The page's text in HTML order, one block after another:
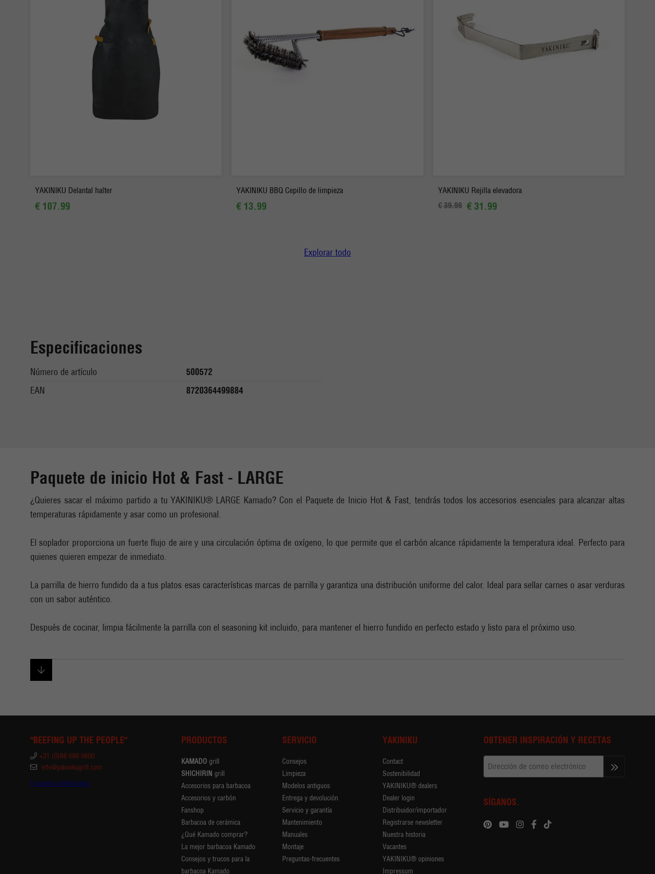
YAKINIKU Delantal halter
€ 107.99
YAKINIKU BBQ Cepillo de limpieza
€ 13.99
YAKINIKU Rejilla elevadora
€ 39.99 € 31.99
Explorar todo
Especificaciones
Número de artículo
500572
EAN
8720364499884
Paquete de inicio Hot & Fast - LARGE
¿Quieres sacar el máximo partido a tu YAKINIKU® LARGE Kamado? Con el Paquete de Inicio Hot & Fast, tendrás todos los accesorios esenciales para alcanzar altas
temperaturas rápidamente y asar como un profesional.
El soplador proporciona un fuerte flujo de aire y una circulación óptima de oxígeno, lo que permite que el carbón alcance rápidamente la temperatura ideal. Perfecto para
quienes quieren empezar de inmediato.
La parrilla de hierro fundido da a tus platos esas características marcas de parrilla y garantiza una distribución uniforme del calor. Ideal para sellar carnes o asar verduras
con un sabor auténtico.
Después de cocinar, limpia fácilmente la parrilla con el seasoning kit incluido, para mantener el hierro fundido en perfecto estado y listo para el próximo uso.
"BEEFING UP THE PEOPLE"
+31 (0)88 688 0600
info@yakinikugrill.com
Encuentra distribuidor
PRODUCTOS
KAMADO grill
SHICHIRIN grill
Accesorios para barbacoa
Accesorios y carbón
Fanshop
Barbacoa de cerámica
¿Qué Kamado comprar?
La mejor barbacoa Kamado
Consejos y trucos para la
barbacoa Kamado
SERVICIO
Consejos
Limpieza
Modelos antiguos
Entrega y devolución
Servicio y garantía
Mantenimiento
Manuales
Montaje
Preguntas-frecuentes
YAKINIKU
Contact
Sostenibilidad
YAKINIKU® dealers
Dealer login
Distribuidor/importador
Registrarse newsletter
Nuestra historia
Vacantes
YAKINIKU® opiniones
Impressum
OBTENER INSPIRACIÓN Y RECETAS
SÍGANOS.